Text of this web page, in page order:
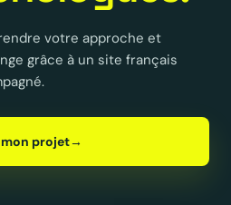
votre approche et
grâce à un site français
projet→